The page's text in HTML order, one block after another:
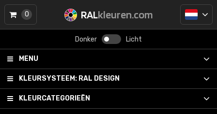
RALkleuren.com
Donker Licht
MENU
KLEURSYSTEEM: RAL DESIGN
KLEURCATEGORIEËN
0